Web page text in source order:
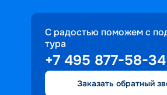
С радостью поможем с
тура
+7 495 877-58-34
Заказать обратный